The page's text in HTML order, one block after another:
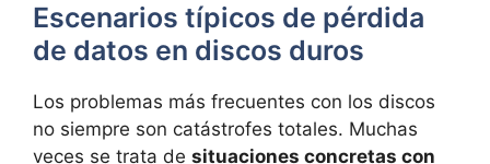
Escenarios típicos de pérdida
de datos en discos duros
Los problemas más frecuentes con los discos
no siempre son catástrofes totales. Muchas
veces se trata de situaciones concretas con